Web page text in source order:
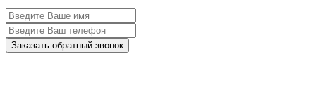
Заказать обратный звонок